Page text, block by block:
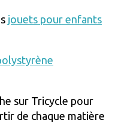
jouets pour enfants
sur Tricycle pour
de chaque matière